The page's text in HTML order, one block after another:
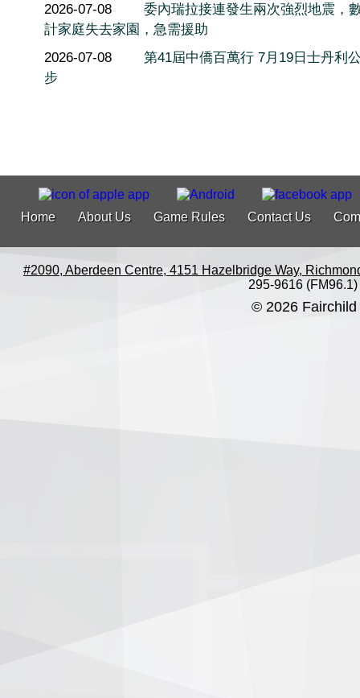
2026-07-08
委內瑞拉接連發生兩次強烈地震，
計家庭失去家園，急需援助
2026-07-08
第41屆中僑百萬行 7月19日士丹利
步
Home About Us Game Rules Contact Us
#2090, Aberdeen Centre, 4151 Hazelbridge Way,
295-9616 (FM96.1)
© 2026 Fairchild